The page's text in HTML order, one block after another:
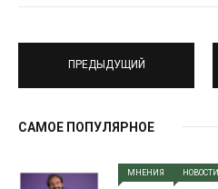
ПРЕДЫДУЩИЙ
САМОЕ ПОПУЛЯРНОЕ
МНЕНИЯ НОВОСТИ